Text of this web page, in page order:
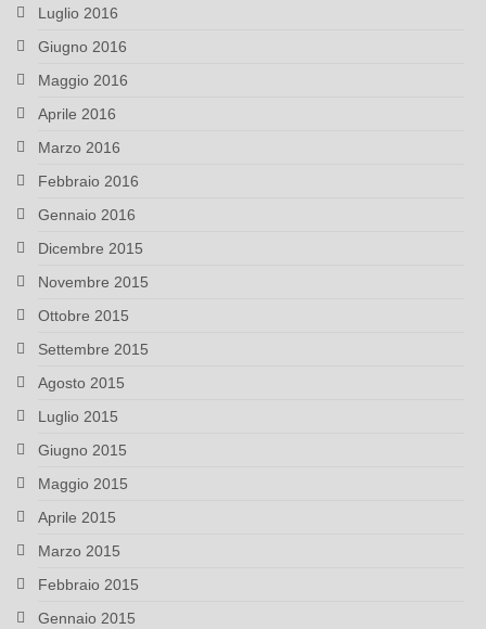
Luglio 2016
Giugno 2016
Maggio 2016
Aprile 2016
Marzo 2016
Febbraio 2016
Gennaio 2016
Dicembre 2015
Novembre 2015
Ottobre 2015
Settembre 2015
Agosto 2015
Luglio 2015
Giugno 2015
Maggio 2015
Aprile 2015
Marzo 2015
Febbraio 2015
Gennaio 2015